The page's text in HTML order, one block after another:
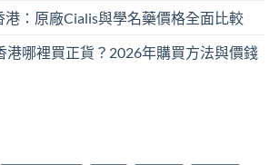
：原廠Cialis與學名藥價格全面比較
港哪裡買正貨？2026年購買方法與價錢